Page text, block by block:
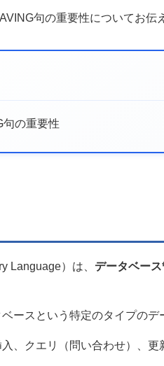
句の重要性についてお伝
句の重要性
Language）は、 データベー
ースという特定のタイプの
、クエリ（問い合わせ）、更